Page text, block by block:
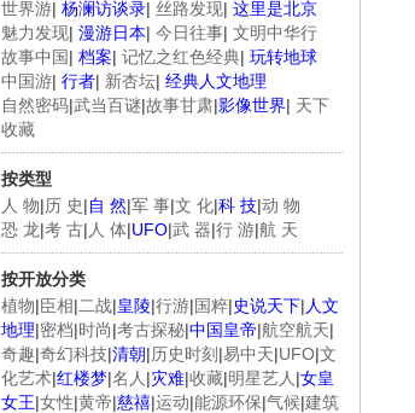
世界游| 杨澜访谈录| 丝路发现| 这里是北京
魅力发现| 漫游日本| 今日往事| 文明中华行
故事中国| 档案| 记忆之红色经典| 玩转地球
中国游| 行者| 新杏坛| 经典人文地理
自然密码|武当百谜|故事甘肃|影像世界| 天下
收藏
按类型
人 物|历 史|自 然|军 事|文 化|科 技|动 物
恐 龙|考 古| 人 体|UFO|武 器|行 游|航 天
按开放分类
植物|臣相|二战|皇陵|行游|国粹|史说天下| 人文
地理|密档|时尚|考古探秘|中国皇帝|航空航天|
奇趣|奇幻科技|清朝|历史时刻 |易中天|UFO|文
化艺术|红楼梦|名人 |灾难|收藏|明星艺人 |女皇
女王|女性|黄帝|慈禧|运动|能源环保|气候|建筑